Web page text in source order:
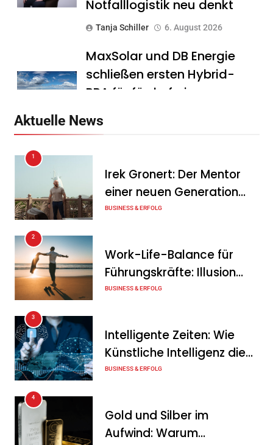
Notfalllogistik neu denkt
Tanja Schiller 6. August 2026
MaxSolar und DB Energie
schließen ersten Hybrid-
PPA für förderfreie
Tanja Schiller
Geschäftsverlauf im
zweiten Quartal
Intersolar-Trend 2026:
Warum Batteriespeicher
zum wichtigsten Baustein
der Energiewende werden
Aktuelle News
1
Irek Gronert: Der Mentor
einer neuen Generation
von Unternehmern
BUSINESS & ERFOLG
2
Work-Life-Balance für
Führungskräfte: Illusion
oder echte Chance?
BUSINESS & ERFOLG
3
Intelligente Zeiten: Wie
Künstliche Intelligenz die
Geschäftswelt verändert
BUSINESS & ERFOLG
4
Gold und Silber im
Aufwind: Warum